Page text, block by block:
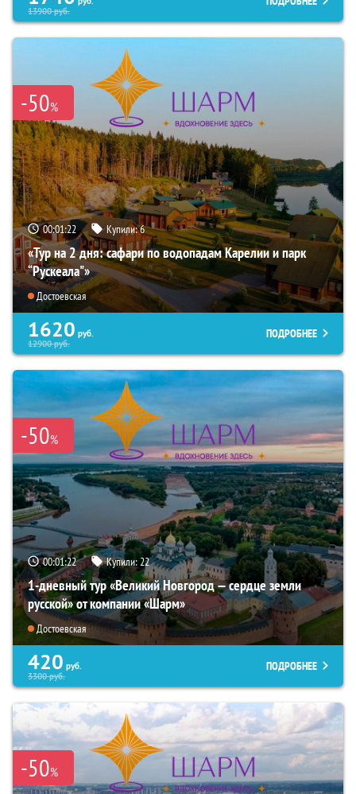
13900руб.
-50%
00:01:21 Купили:6
«Тур на 2 дня: сафари по водопадам Карелии и парк
“Рускеала"»
Достоевская
1620 руб.
12900руб.
ПОДРОБНЕЕ
-50%
00:01:21 Купили:22
1-дневный тур «Великий Новгород — сердце земли
русской» от компании «Шарм»
Достоевская
420 руб.
3300руб.
ПОДРОБНЕЕ
-50%